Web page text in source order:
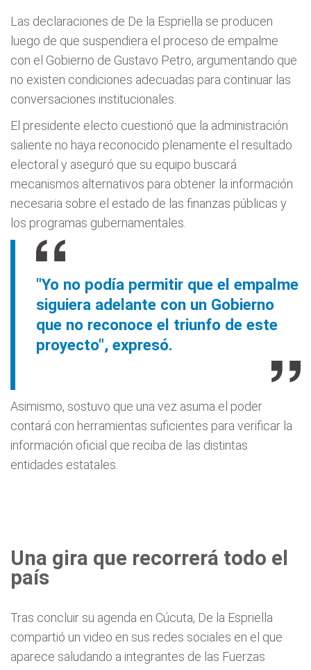
Las declaraciones de De la Espriella se producen
luego de que suspendiera el proceso de empalme
con el Gobierno de Gustavo Petro, argumentando que
no existen condiciones adecuadas para continuar las
conversaciones institucionales.
El presidente electo cuestionó que la administración
saliente no haya reconocido plenamente el resultado
electoral y aseguró que su equipo buscará
mecanismos alternativos para obtener la información
necesaria sobre el estado de las finanzas públicas y
los programas gubernamentales.
"Yo no podía permitir que el empalme
siguiera adelante con un Gobierno
que no reconoce el triunfo de este
proyecto", expresó.
Asimismo, sostuvo que una vez asuma el poder
contará con herramientas suficientes para verificar la
información oficial que reciba de las distintas
entidades estatales.
Una gira que recorrerá todo el
país
Tras concluir su agenda en Cúcuta, De la Espriella
compartió un video en sus redes sociales en el que
aparece saludando a integrantes de las Fuerzas